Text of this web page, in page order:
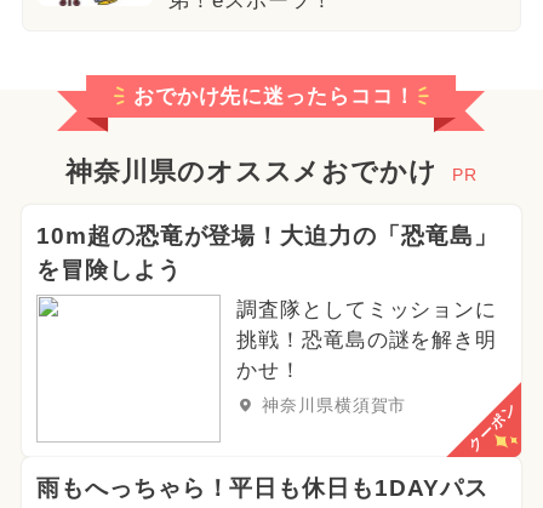
おでかけ先に迷ったらココ！
神奈川県のオススメおでかけ PR
10m超の恐竜が登場！大迫力の「恐竜島」
を冒険しよう
調査隊としてミッションに
挑戦！恐竜島の謎を解き明
かせ！
神奈川県横須賀市 クーポン
雨もへっちゃら！平日も休日も1DAYパス